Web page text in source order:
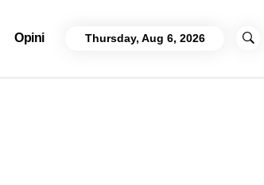
Opini Thursday, Aug 6, 2026